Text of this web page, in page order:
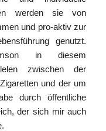
werden sie von
und pro-aktiv zur
genutzt.
in diesem
zwischen der
und der um
durch öffentliche
der sich mir auch